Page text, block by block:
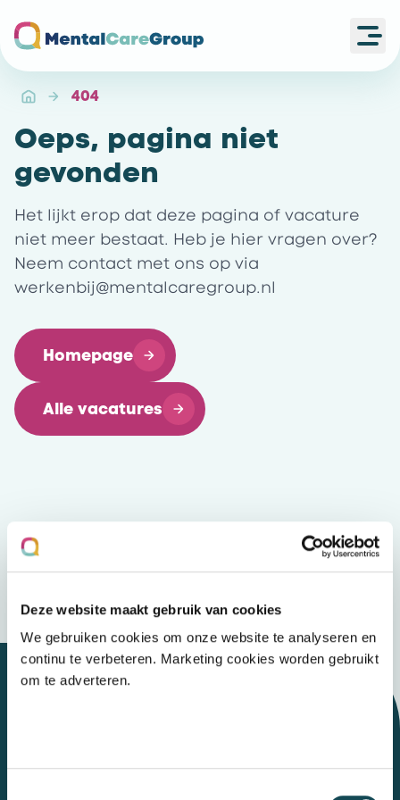
Deze website maakt gebruik van cookies
We gebruiken cookies om onze website te analyseren en
continu te verbeteren. Marketing cookies worden gebruikt
om te adverteren.
404
Oeps, pagina niet
gevonden
Het lijkt erop dat deze pagina of vacature
niet meer bestaat. Heb je hier vragen over?
Neem contact met ons op via
werkenbij@mentalcaregroup.nl
Homepage
Alle vacatures